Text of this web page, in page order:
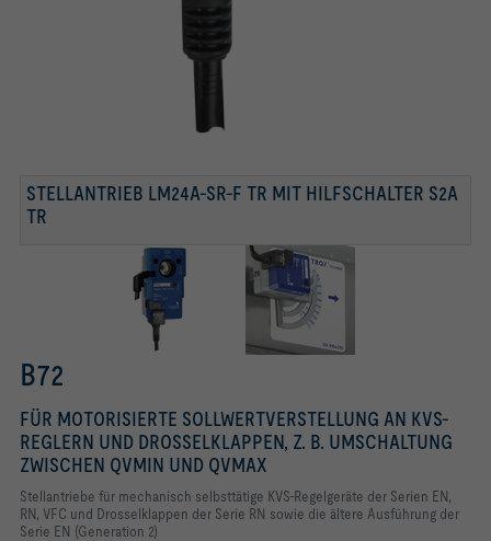
STELLANTRIEB LM24A-SR-F TR MIT HILFSCHALTER S2A
TR
B72
FÜR MOTORISIERTE SOLLWERTVERSTELLUNG AN KVS-
REGLERN UND DROSSELKLAPPEN, Z. B. UMSCHALTUNG
ZWISCHEN QVMIN UND QVMAX
Stellantriebe für mechanisch selbsttätige KVS-Regelgeräte der Serien EN,
RN, VFC und Drosselklappen der Serie RN sowie die ältere Ausführung der
Serie EN (Generation 2)